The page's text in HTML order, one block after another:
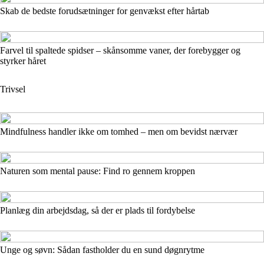
Skab de bedste forudsætninger for genvækst efter hårtab
Farvel til spaltede spidser – skånsomme vaner, der forebygger og
styrker håret
Trivsel
Mindfulness handler ikke om tomhed – men om bevidst nærvær
Naturen som mental pause: Find ro gennem kroppen
Planlæg din arbejdsdag, så der er plads til fordybelse
Unge og søvn: Sådan fastholder du en sund døgnrytme